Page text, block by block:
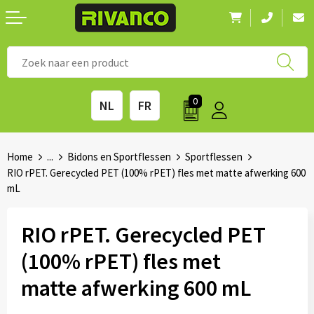
NL FR 0
Kantoorartikelen
Technologie & Accessoires
Tassen
◼ Eco-producten
◼ Survival gear
◼ Feestdagen
◼ Festival & Events
Home ... Bidons en Sportflessen
Sportflessen
RIO rPET. Gerecycled PET (100% rPET) fles met matte afwerking 600
mL
RIO rPET. Gerecycled PET
(100% rPET) fles met
matte afwerking 600 mL